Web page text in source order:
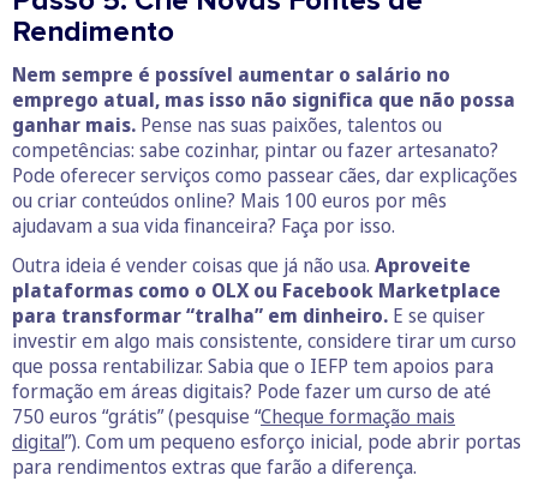
Rendimento
Nem sempre é possível aumentar o salário no
emprego atual, mas isso não significa que não possa
ganhar mais. Pense nas suas paixões, talentos ou
competências: sabe cozinhar, pintar ou fazer artesanato?
Pode oferecer serviços como passear cães, dar explicações
ou criar conteúdos online? Mais 100 euros por mês
ajudavam a sua vida financeira? Faça por isso.
Outra ideia é vender coisas que já não usa. Aproveite
plataformas como o OLX ou Facebook Marketplace
para transformar “tralha” em dinheiro. E se quiser
investir em algo mais consistente, considere tirar um curso
que possa rentabilizar. Sabia que o IEFP tem apoios para
formação em áreas digitais? Pode fazer um curso de até
750 euros “grátis” (pesquise “Cheque formação mais
digital”). Com um pequeno esforço inicial, pode abrir portas
para rendimentos extras que farão a diferença.